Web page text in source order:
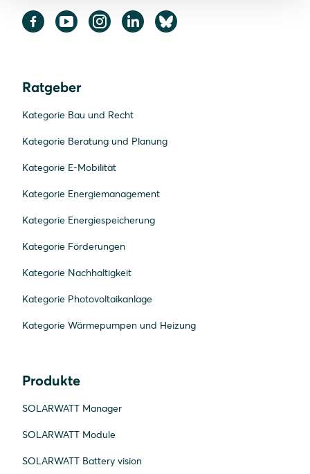
Ratgeber
Kategorie Bau und Recht
Kategorie Beratung und Planung
Kategorie E-Mobilität
Kategorie Energiemanagement
Kategorie Energiespeicherung
Kategorie Förderungen
Kategorie Nachhaltigkeit
Kategorie Photovoltaikanlage
Kategorie Wärmepumpen und Heizung
Produkte
SOLARWATT Manager
SOLARWATT Module
SOLARWATT Battery vision